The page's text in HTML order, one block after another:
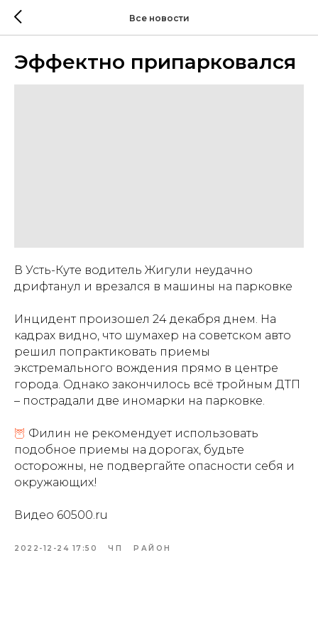
Все новости
Эффектно припарковался
В Усть-Куте водитель Жигули неудачно
дрифтанул и врезался в машины на парковке
Инцидент произошел 24 декабря днем. На
кадрах видно, что шумахер на советском авто
решил попрактиковать приемы
экстремального вождения прямо в центре
города. Однако закончилось всё тройным ДТП
– пострадали две иномарки на парковке.
🦉 Филин не рекомендует использовать
подобное приемы на дорогах, будьте
осторожны, не подвергайте опасности себя и
окружающих!
Видео 60500.ru
2022-12-24 17:50 ЧП РАЙОН